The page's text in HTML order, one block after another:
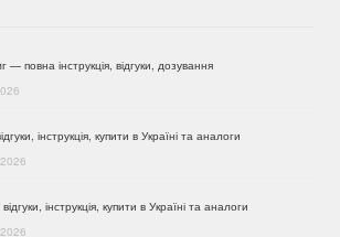
— повна інструкція, відгуки, дозування
інструкція, купити в Україні та аналоги
інструкція, купити в Україні та аналоги